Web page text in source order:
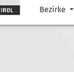
Bezirke